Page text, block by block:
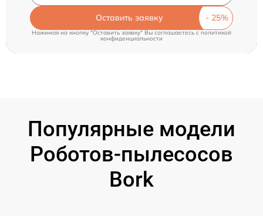
Оставить заявку
Нажимая на кнопку "Оставить заявку" Вы соглашаетесь cполитикой
конфиденциальности
Популярные модели
Роботов-пылесосов
Bork